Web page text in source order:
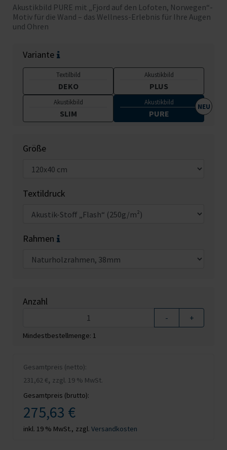
Akustikbild PURE mit „Fjord auf den Lofoten, Norwegen“-
Motiv für die Wand – das Wellness-Erlebnis für Ihre Augen
und Ohren
Variante
Textilbild
DEKO
Akustikbild
PLUS
Akustikbild
SLIM
Akustikbild
PURE
Größe
Textildruck
Rahmen
Anzahl
- +
Mindestbestellmenge: 1
Gesamtpreis (netto):
231,62 €, zzgl. 19 % MwSt.
Gesamtpreis (brutto):
275,63 €
inkl. 19 % MwSt., zzgl. Versandkosten